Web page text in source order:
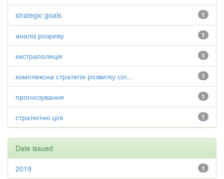
1
strategic goals
1
аналіз розриву
1
екстраполяція
1
комплексна стратегія розвитку сіл...
1
прогнозування
1
стратегічні цілі
Date issued
1
2019